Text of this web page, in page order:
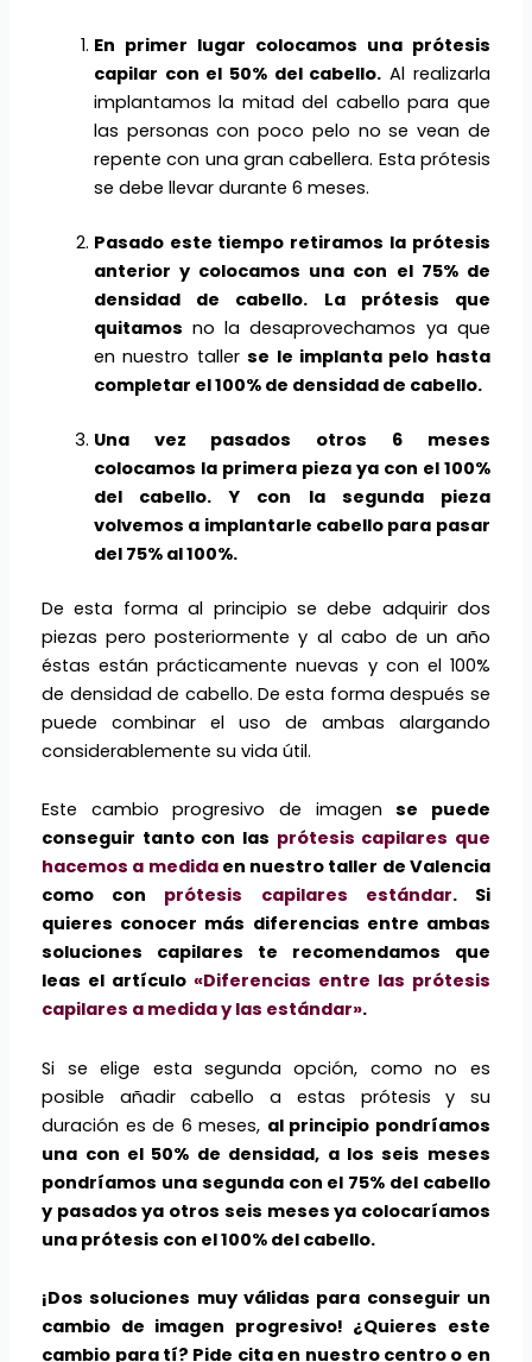
En primer lugar colocamos una prótesis
capilar con el 50% del cabello. Al realizarla
implantamos la mitad del cabello para que
las personas con poco pelo no se vean de
repente con una gran cabellera. Esta prótesis
se debe llevar durante 6 meses.
Pasado este tiempo retiramos la prótesis
anterior y colocamos una con el 75% de
densidad de cabello.
La prótesis que
quitamos no la desaprovechamos ya que
en nuestro tallerse le implanta pelo hasta
completar el 100% de densidad de cabello.
Una vez pasados otros 6 meses
colocamos la primera pieza ya con el 100%
del cabello. Y con la segunda pieza
volvemos a implantarle cabello para pasar
del 75% al 100%.
De esta forma al principio se debe adquirir dos
piezas pero posteriormente y al cabo de un año
éstas están prácticamente nuevas y con el 100%
de densidad de cabello. De esta forma después se
puede combinar el uso de ambas alargando
considerablemente su vida útil.
Este cambio progresivo de imagense puede
conseguir tanto con las prótesis capilares que
hacemos a medidaen nuestro taller de Valencia
como con prótesis capilares estándar. Si
quieres conocer más diferencias entre ambas
soluciones capilares te recomendamos que
leas el artículo «Diferencias entre las prótesis
capilares a medida y las estándar».
Si se elige esta segunda opción, como no es
posible añadir cabello a estas prótesis y su
duración es de 6 meses, al principio pondríamos
una con el 50% de densidad, a los seis meses
pondríamos una segunda con el 75% del cabello
y pasados ya otros seis meses ya colocaríamos
una prótesis con el 100% del cabello.
¡Dos soluciones muy válidas para conseguir un
cambio de imagen progresivo! ¿Quieres este
cambio para tí? Pide cita en nuestro centro o en